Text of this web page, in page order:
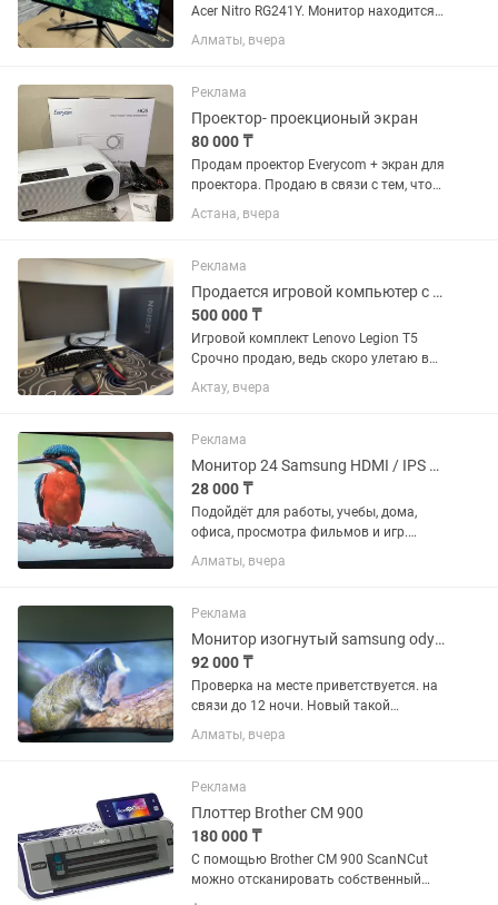
Acer Nitro RG241Y. Монитор находится
в идеальном техническом и внешнем
состоянии. Использовался очень
высокой частоте обновления, он...
Алматы, вчера
Реклама
Проектор- проекционый экран
80 000 ₸
Продам проектор Everycom + экран для
проектора. Продаю в связи с тем, что
практически не пользуюсь. Включал 2
раза. Всё полностью исправно,
вариант для домашнего...
Астана, вчера
Реклама
Продается игровой компьютер с полным комплектом
500 000 ₸
Игровой комплект Lenovo Legion T5
Срочно продаю, ведь скоро улетаю в
другой город! Продается полный
игровой комплект, полностью готов к
отличном техническом...
Актау, вчера
Реклама
Монитор 24 Samsung HDMI / IPS / Full HD / Безрамочный
28 000 ₸
Подойдёт для работы, учебы, дома,
офиса, просмотра фильмов и игр.
Модель: S24R356FHI Характеристики: •
Диагональ: 24 дюйма • Разрешение:
• Частота обновления:...
Алматы, вчера
Реклама
Монитор изогнутый samsung odyssey 165герц
92 000 ₸
Проверка на месте приветствуется. на
связи до 12 ночи. Новый такой
монитор обойдется от 250.000
Гарантия 30 дней Монитор изогнутый
внимательно! Состояние...
Алматы, вчера
Реклама
Плоттер Brother CM 900
180 000 ₸
С помощью Brother CM 900 ScanNCut
можно отсканировать собственный
рисунок, а затем сохранить его как